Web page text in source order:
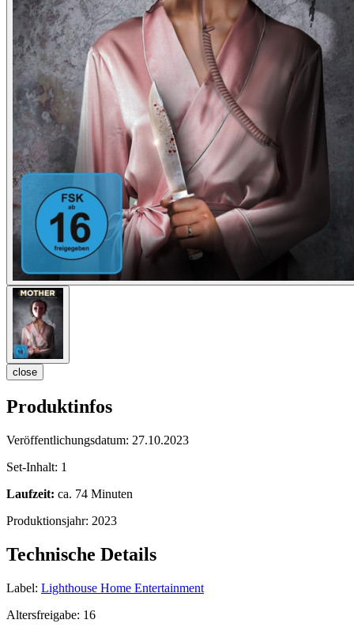
close
Produktinfos
Veröffentlichungsdatum: 27.10.2023
Set-Inhalt: 1
Laufzeit: ca. 74 Minuten
Produktionsjahr: 2023
Technische Details
Label: Lighthouse Home Entertainment
Altersfreigabe: 16